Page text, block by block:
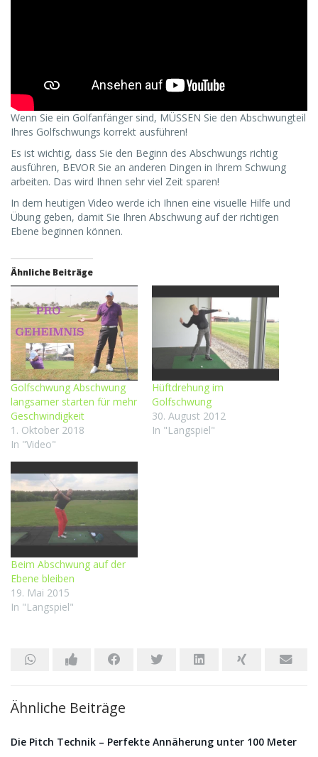
Wenn Sie ein Golfanfänger sind, MÜSSEN Sie den Abschwungteil
Ihres Golfschwungs korrekt ausführen!
Es ist wichtig, dass Sie den Beginn des Abschwungs richtig
ausführen, BEVOR Sie an anderen Dingen in Ihrem Schwung
arbeiten. Das wird Ihnen sehr viel Zeit sparen!
In dem heutigen Video werde ich Ihnen eine visuelle Hilfe und
Übung geben, damit Sie Ihren Abschwung auf der richtigen
Ebene beginnen können.
Ähnliche Beiträge
Golfschwung Abschwung
langsamer starten für mehr
Geschwindigkeit
1. Oktober 2018
In "Video"
Hüftdrehung im
Golfschwung
30. August 2012
In "Langspiel"
Beim Abschwung auf der
Ebene bleiben
19. Mai 2015
In "Langspiel"
Ähnliche Beiträge
Die Pitch Technik – Perfekte Annäherung unter 100 Meter